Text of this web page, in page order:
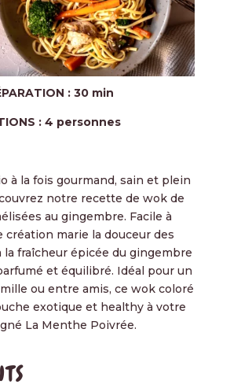
: 30 min
: 4 personnes
à la fois gourmand, sain et plein
notre recette de wok de
au gingembre. Facile à
création marie la douceur des
la fraîcheur épicée du gingembre
et équilibré. Idéal pour un
ou entre amis, ce wok coloré
exotique et healthy à votre
La Menthe Poivrée.